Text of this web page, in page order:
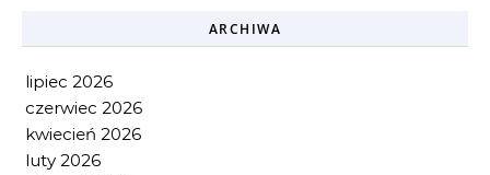
ARCHIWA
lipiec 2026
czerwiec 2026
kwiecień 2026
luty 2026